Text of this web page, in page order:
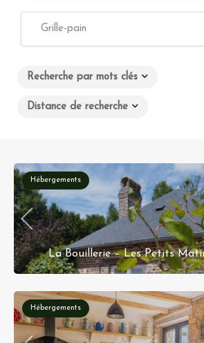
Grille-pain
Recherche par mots clés
Distance de recherche
Hébergements
La Bouillerie – Les Petits
158 Chemin de la Bouillerie Sainte-Marguerite-
Hébergements